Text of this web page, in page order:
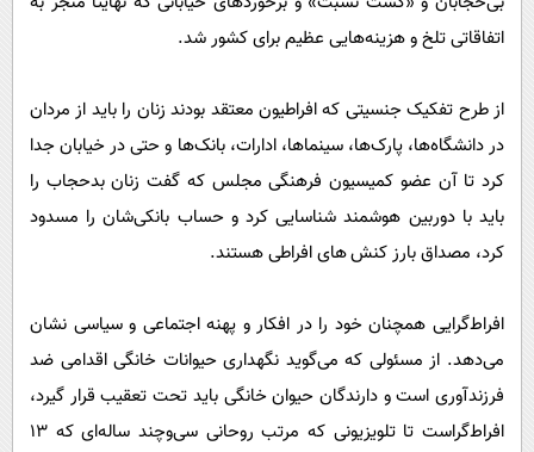
اتفاقاتی تلخ و هزینه‌هایی عظیم برای کشور شد.
از طرح تفکیک جنسیتی که افراطیون معتقد بودند زنان را باید از مردان
در دانشگاه‌ها، پارک‌ها، سینماها، ادارات، بانک‌ها و حتی در خیابان جدا
کرد تا آن عضو کمیسیون فرهنگی مجلس که گفت زنان بدحجاب را
باید با دوربین هوشمند شناسایی کرد و حساب بانکی‌شان را مسدود
کرد، مصداق بارز کنش های افراطی هستند.
افراط‌گرایی همچنان خود را در افکار و پهنه‌ اجتماعی و سیاسی نشان
می‌دهد. از مسئولی که می‌گوید نگهداری حیوانات خانگی اقدامی ضد
فرزندآوری است و دارندگان حیوان خانگی باید تحت تعقیب قرار گیرد،
افراط‌گراست تا تلویزیونی که مرتب روحانی سی‌وچند ساله‌ای که ۱۳